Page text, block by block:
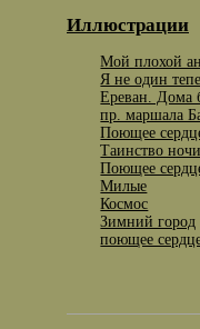
Иллюстрации
Мой плохой
Я не один
Ереван. Дома
пр. маршала
Поющее
Таинство ночи
Поющее
Милые
Космос
Зимний город
поющее